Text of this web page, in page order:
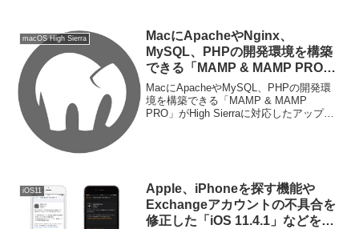
macOS High Sierra
MacにApacheやNginx、
MySQL、PHPの開発環境を構築
できる「MAMP & MAMP PRO」
がHigh Sierraに対応。
MacにApacheやMySQL、PHPの開発環
境を構築できる「MAMP & MAMP
PRO」がHigh Sierraに対応したアップデ
iOS11
Apple、iPhoneを探す機能や
Exchangeアカウントの不具合を
修正した「iOS 11.4.1」などをリ